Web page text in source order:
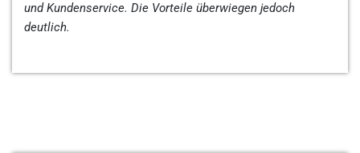
und Kundenservice. Die Vorteile überwiegen jedoch
deutlich.